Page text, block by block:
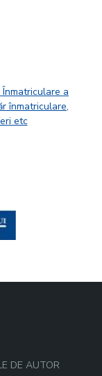
a
înmatriculare,
etc
DE AUTOR